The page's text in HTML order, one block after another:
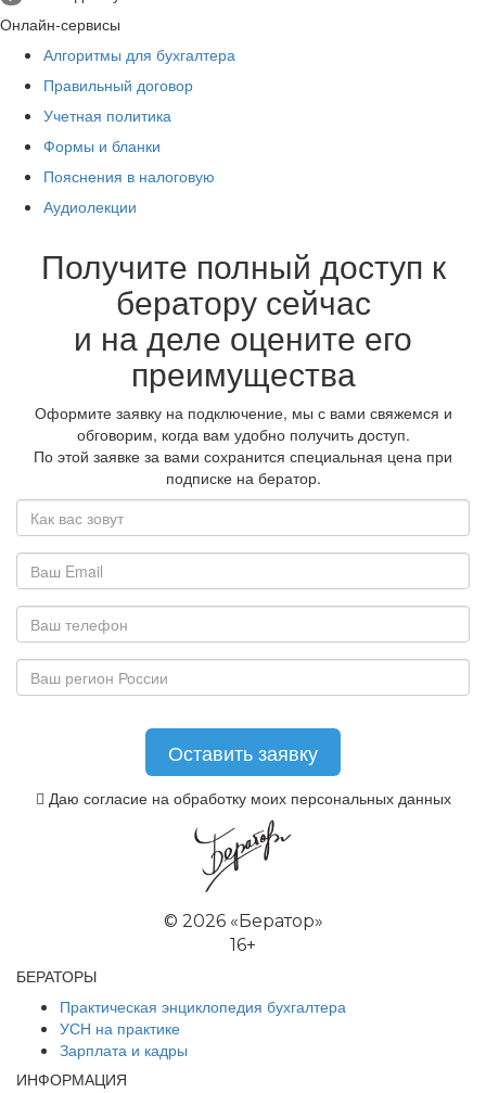
Онлайн-сервисы
Алгоритмы для бухгалтера
Правильный договор
Учетная политика
Формы и бланки
Пояснения в налоговую
Аудиолекции
Получите полный доступ к
бератору сейчас
и на деле оцените его
преимущества
Оформите заявку на подключение, мы с вами свяжемся и
обговорим, когда вам удобно получить доступ.
По этой заявке за вами сохранится специальная цена при
подписке на бератор.
Даю согласие на обработку моих персональных данных
© 2026 «Бератор»
16+
БЕРАТОРЫ
Практическая энциклопедия бухгалтера
УСН на практике
Зарплата и кадры
ИНФОРМАЦИЯ